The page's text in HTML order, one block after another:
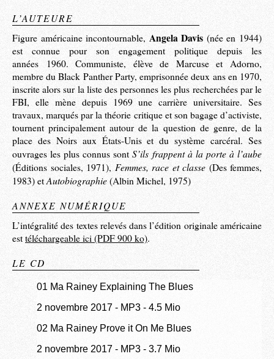
L’AUTEURE
Figure américaine incontournable, Angela Davis (née en 1944)
est connue pour son engagement politique depuis les
années 1960. Communiste, élève de Marcuse et Adorno,
membre du Black Panther Party, emprisonnée deux ans en 1970,
inscrite alors sur la liste des personnes les plus recherchées par le
FBI, elle mène depuis 1969 une carrière universitaire. Ses
travaux, marqués par la théorie critique et son bagage d’activiste,
tournent principalement autour de la question de genre, de la
place des Noirs aux États-Unis et du système carcéral. Ses
ouvrages les plus connus sontS’ils frappent à la porte à l’aube
(Éditions sociales, 1971), Femmes, race et classe(Des femmes,
1983) etAutobiographie (Albin Michel, 1975)
ANNEXE NUMÉRIQUE
L’intégralité des textes relevés dans l’édition originale américaine
esttéléchargeable ici (PDF 900 ko).
LE CD
01 Ma Rainey Explaining The Blues
2 novembre 2017 - MP3 - 4.5 Mio
02 Ma Rainey Prove it On Me Blues
2 novembre 2017 - MP3 - 3.7 Mio